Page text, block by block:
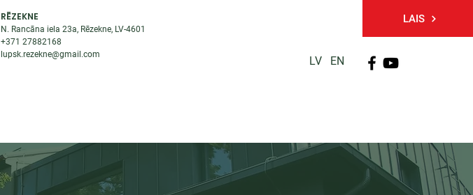
RĒZEKNE
N. Rancāna iela 23a, Rēzekne, LV-4601
+37127882168
lupsk.rezekne@gmail.com
LAIS
LV EN